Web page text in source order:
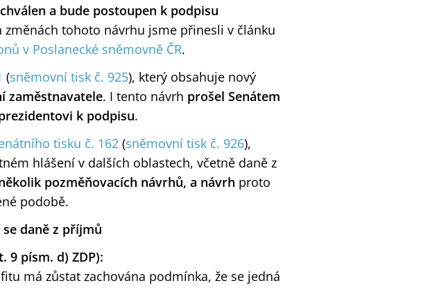
a bude postoupen k podpisu
tohoto návrhu jsme přinesli v článku
v Poslanecké sněmovně ČR.
(sněmovní tisk č. 925), který obsahuje nový
zaměstnavatele. I tento návrh prošel Senátem
k podpisu.
tisku č. 162 (sněmovní tisk č. 926),
hlášení v dalších oblastech, včetně daně z
pozměňovacích návrhů, a návrh proto
podobě.
daně z příjmů
9 písm. d) ZDP):
má zůstat zachována podmínka, že se jedná